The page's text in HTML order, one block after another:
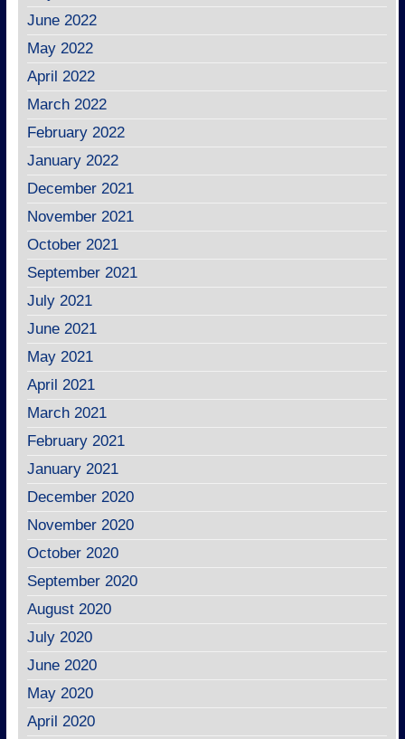
June 2022
May 2022
April 2022
March 2022
February 2022
January 2022
December 2021
November 2021
October 2021
September 2021
July 2021
June 2021
May 2021
April 2021
March 2021
February 2021
January 2021
December 2020
November 2020
October 2020
September 2020
August 2020
July 2020
June 2020
May 2020
April 2020